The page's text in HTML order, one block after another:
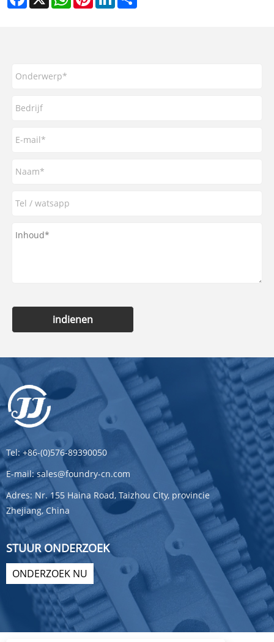
indienen
Tel: +86-(0)576-89390050
E-mail: sales@foundry-cn.com
Adres: Nr. 155 Haina Road, Taizhou City, provincie
Zhejiang, China
STUUR ONDERZOEK
ONDERZOEK NU